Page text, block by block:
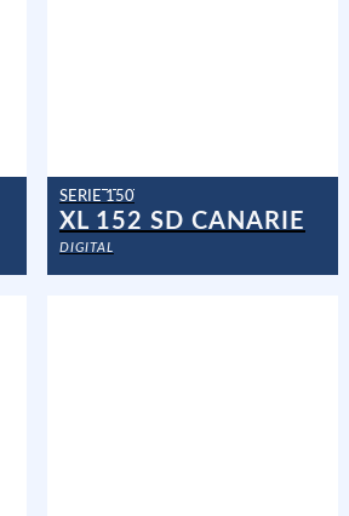
SERIE 150
XL 152 SD CANARIE
DIGITAL